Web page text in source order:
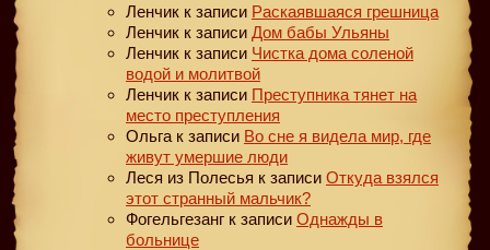
Ленчик к записи Раскаявшаяся грешница
Ленчик к записи Дом бабы Ульяны
Ленчик к записи Чистка дома соленой
водой и молитвой
Ленчик к записи Преступника тянет на
место преступления
Ольга к записи Во сне я видела мир, где
живут умершие люди
Леся из Полесья к записи Откуда взялся
этот странный мальчик?
Фогельгезанг к записи Однажды в
больнице